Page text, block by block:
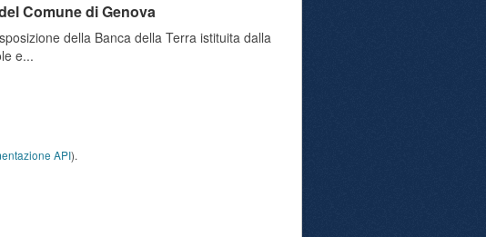
Comune di Genova
della Banca della Terra istituita dalla
e...
API).